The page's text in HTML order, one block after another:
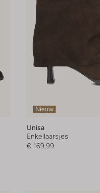
Nieuw
Unisa
Enkellaarsjes
€ 169,99